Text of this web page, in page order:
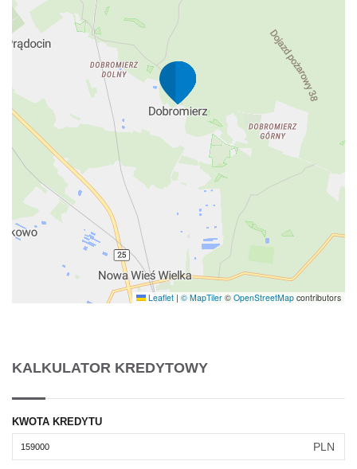
Leaflet | © MapTiler © OpenStreetMap contributors
KALKULATOR KREDYTOWY
KWOTA KREDYTU
PLN